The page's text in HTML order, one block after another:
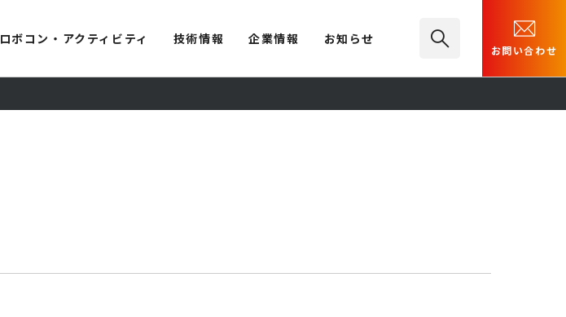
ロボコン・アクティビティ 技術情報 企業情報 お知らせ
お問い合わせ